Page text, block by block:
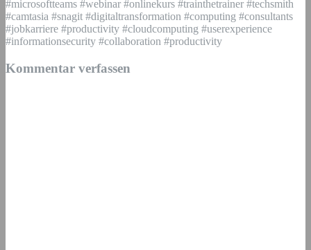
#microsoftteams #webinar #onlinekurs #trainthetrainer #techsmith
#camtasia #snagit #digitaltransformation #computing #consultants
#jobkarriere #productivity #cloudcomputing #userexperience
#informationsecurity #collaboration #productivity
Kommentar verfassen